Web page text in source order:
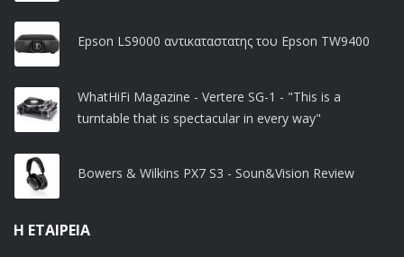
Epson LS9000 αντικαταστατης του Epson TW9400
WhatHiFi Magazine - Vertere SG-1 - "This is a
turntable that is spectacular in every way"
Bowers & Wilkins PX7 S3 - Soun&Vision Review
Η ΕΤΑΙΡΕΊΑ